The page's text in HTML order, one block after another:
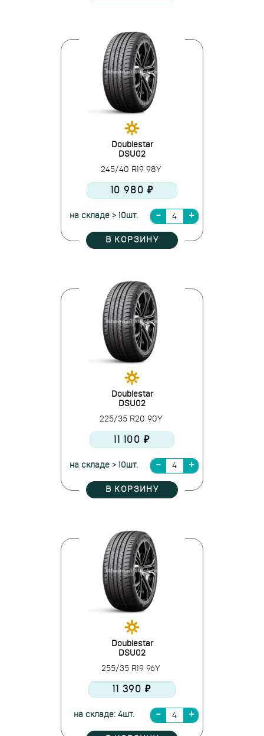
Doublestar
DSU02
245/40 R19 98Y
10 980 ₽
на складе > 10шт.
В КОРЗИНУ
Doublestar
DSU02
225/35 R20 90Y
11 100 ₽
на складе > 10шт.
В КОРЗИНУ
Doublestar
DSU02
255/35 R19 96Y
11 390 ₽
на складе: 4шт.